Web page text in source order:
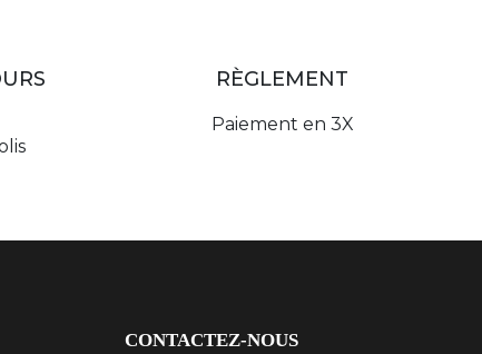
RÈGLEMENT
Paiement en 3X
CONTACTEZ-NOUS